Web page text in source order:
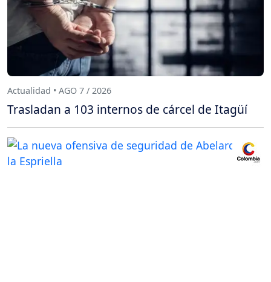
Actualidad • AGO 7 / 2026
Trasladan a 103 internos de cárcel de Itagüí